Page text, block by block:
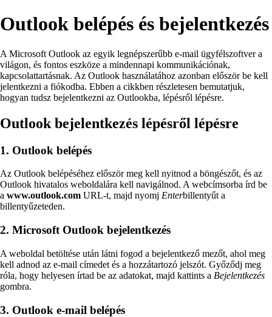
Outlook belépés és bejelentkezés
A Microsoft Outlook az egyik legnépszerűbb e-mail ügyfélszoftver a
világon, és fontos eszköze a mindennapi kommunikációnak,
kapcsolattartásnak. Az Outlook használatához azonban először be kell
jelentkezni a fiókodba. Ebben a cikkben részletesen bemutatjuk,
hogyan tudsz bejelentkezni az Outlookba, lépésről lépésre.
Outlook bejelentkezés lépésről lépésre
1. Outlook belépés
Az Outlook belépéséhez először meg kell nyitnod a böngészőt, és az
Outlook hivatalos weboldalára kell navigálnod. A webcímsorba írd be
a www.outlook.com URL-t, majd nyomj Enterbillentyűt a
billentyűzeteden.
2. Microsoft Outlook bejelentkezés
A weboldal betöltése után látni fogod a bejelentkező mezőt, ahol meg
kell adnod az e-mail címedet és a hozzátartozó jelszót. Győződj meg
róla, hogy helyesen írtad be az adatokat, majd kattints a Bejelentkezés
gombra.
3. Outlook e-mail belépés